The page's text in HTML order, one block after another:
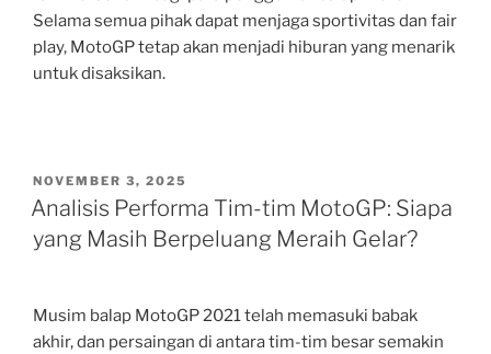
Selama semua pihak dapat menjaga sportivitas dan fair
play, MotoGP tetap akan menjadi hiburan yang menarik
untuk disaksikan.
POSTED
ON
NOVEMBER 3, 2025
Analisis Performa Tim-tim MotoGP: Siapa
yang Masih Berpeluang Meraih Gelar?
Musim balap MotoGP 2021 telah memasuki babak
akhir, dan persaingan di antara tim-tim besar semakin